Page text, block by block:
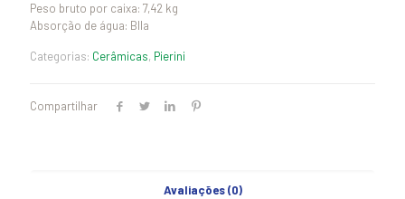
Peso bruto por caixa: 7,42 kg
Absorção de água: BIIa
Categorias: Cerâmicas, Pierini
Compartilhar
Avaliações (0)